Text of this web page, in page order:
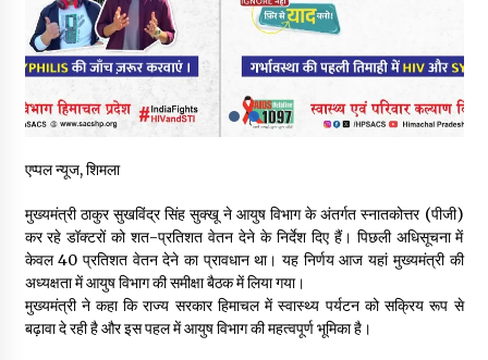
पिंजौर-बद्दी फोरलेन परियोजना को मिली बड़ी गति, 378.48 करोड़ की लागत
से बैलेंस कार्य का अवार्ड जारी : हर्ष महाजन
05/08/2026
वन विभाग एवं रेड क्रॉस सोसायटी के संयुक्त तत्वावधान में शूराला में वृक्षारोपण
अभियान आयोजित
हिमाचल में प्रतिशोध की राजनीति के खिलाफ भाजपा ने शिमला CM आवास
ओकओवर घेराव में किया शक्ति प्रदर्शन
05/08/2026
भवन एवं अन्य सन्निर्माण कामगार शीघ्र करवाएं ई-श्रम पोर्टल पर पंजीकरण
05/08/2026
एप्पल न्यूज, शिमला
मुख्यमंत्री ठाकुर सुखविंद्र सिंह सुक्खू ने आयुष विभाग के अंतर्गत स्नातकोत्तर (पीजी)
कर रहे डॉक्टरों को शत-प्रतिशत वेतन देने के निर्देश दिए हैं। पिछली अधिसूचना में
केवल 40 प्रतिशत वेतन देने का प्रावधान था। यह निर्णय आज यहां मुख्यमंत्री की
अध्यक्षता में आयुष विभाग की समीक्षा बैठक में लिया गया।
मुख्यमंत्री ने कहा कि राज्य सरकार हिमाचल में स्वास्थ्य पर्यटन को सक्रिय रूप से
बढ़ावा दे रही है और इस पहल में आयुष विभाग की महत्वपूर्ण भूमिका है।